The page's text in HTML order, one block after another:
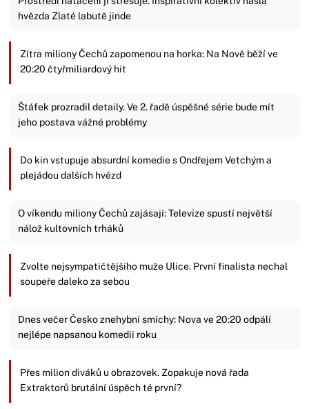
hvězda Zlaté labutě jinde
Zítra miliony Čechů zapomenou na horka: Na Nově běží ve
20:20 čtyřmiliardový hit
Štáfek prozradil detaily. Ve 2. řadě úspěšné série bude mít
jeho postava vážné problémy
Do kin vstupuje absurdní komedie s Ondřejem Vetchým a
plejádou dalších hvězd
O víkendu miliony Čechů zajásají: Televize spustí největší
nálož kultovních trháků
Zvolte nejsympatičtějšího muže Ulice. První finalista nechal
soupeře daleko za sebou
Dnes večer Česko znehybní smíchy: Nova ve 20:20 odpálí
nejlépe napsanou komedii roku
Přes milion diváků u obrazovek. Zopakuje nová řada
Extraktorů brutální úspěch té první?